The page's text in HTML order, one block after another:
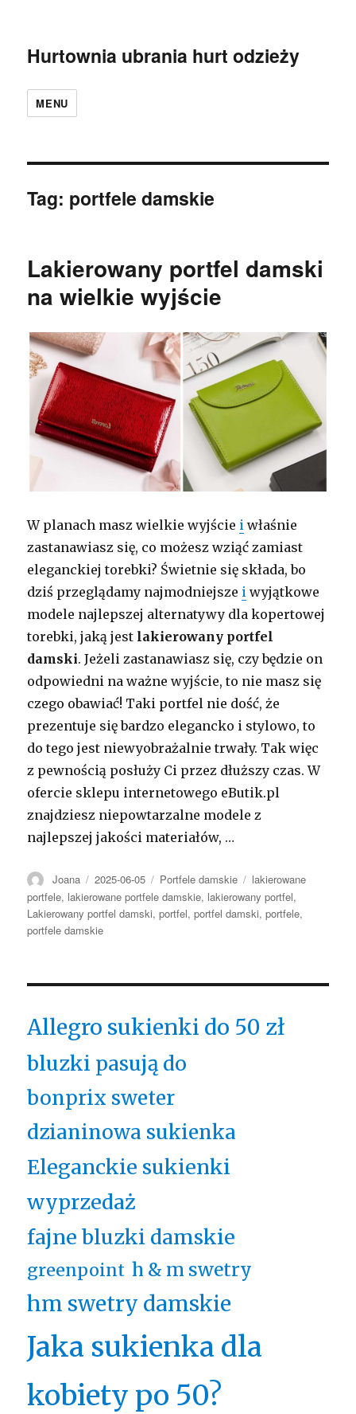
Hurtownia ubrania hurt odzieży
MENU
Tag: portfele damskie
Lakierowany portfel damski
na wielkie wyjście
W planach masz wielkie wyjście i właśnie
zastanawiasz się, co możesz wziąć zamiast
eleganckiej torebki? Świetnie się składa, bo
dziś przeglądamy najmodniejsze i wyjątkowe
modele najlepszej alternatywy dla kopertowej
torebki, jaką jest lakierowany portfel
damski. Jeżeli zastanawiasz się, czy będzie on
odpowiedni na ważne wyjście, to nie masz się
czego obawiać! Taki portfel nie dość, że
prezentuje się bardzo elegancko i stylowo, to
do tego jest niewyobrażalnie trwały. Tak więc
z pewnością posłuży Ci przez dłuższy czas. W
ofercie sklepu internetowego eButik.pl
znajdziesz niepowtarzalne modele z
najlepszej jakości materiałów, …
Autor
Joana Opublikowano
2025-06-05 Kategorie
Portfele damskie Tagi
lakierowane
portfele, lakierowane portfele damskie, lakierowany portfel,
Lakierowany portfel damski,portfel,portfel damski,portfele,
portfele damskie
Allegro sukienki do 50 zł
bluzki pasują do
bonprix sweter
dzianinowa sukienka
Eleganckie sukienki
wyprzedaż
fajne bluzki damskie
greenpoint h & m swetry
hm swetry damskie
Jaka sukienka dla
kobiety po 50?